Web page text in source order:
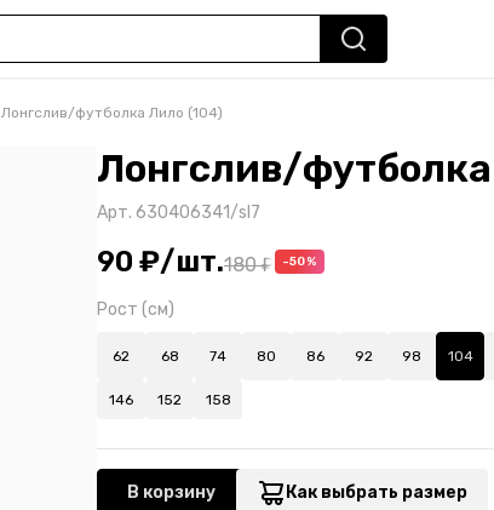
Лонгслив/футболка Лило (104)
Лонгслив/
Арт. 630406341/sl7
90 ₽/шт.180 ₽ -50%
Рост (см)
62 68 74 80 86 92 98 104
146 152 158
В корзину Как выбрать размер